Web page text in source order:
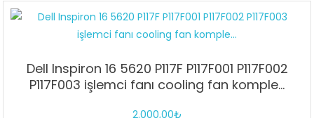
Dell Inspiron 16 5620 P117F P117F001 P117F002
P117F003 işlemci fanı cooling fan komple…
2.000,00₺